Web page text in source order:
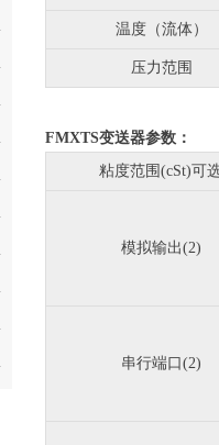
温度（流体）
压力范围
FMXTS变送器参数：
粘度范围(cSt)可
模拟输出(2)
串行端口(2)